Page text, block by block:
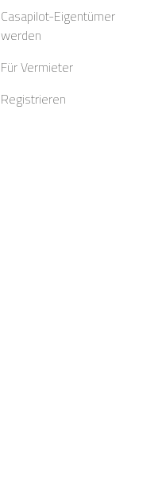
Casapilot-Eigentümer
werden
Für Vermieter
Registrieren